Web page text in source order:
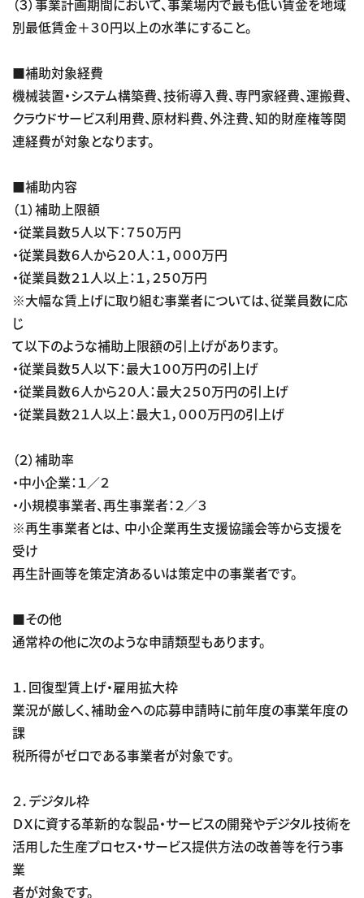
別最低賃金＋３０円以上の水準にすること。
■補助対象経費
機械装置・システム構築費、技術導入費、専門家経費、運搬費、
クラウドサービス利用費、原材料費、外注費、知的財産権等関
連経費が対象となります。
■補助内容
（１）補助上限額
・従業員数５人以下：７５０万円
・従業員数６人から２０人：１，０００万円
・従業員数２１人以上：１，２５０万円
※大幅な賃上げに取り組む事業者については、従業員数に応
じ
て以下のような補助上限額の引上げがあります。
・従業員数５人以下：最大１００万円の引上げ
・従業員数６人から２０人：最大２５０万円の引上げ
・従業員数２１人以上：最大１，０００万円の引上げ
（２）補助率
・中小企業：１／２
・小規模事業者、再生事業者：２／３
※再生事業者とは、 中小企業再生支援協議会等から支援を
受け
再生計画等を策定済あるいは策定中の事業者です。
■その他
通常枠の他に次のような申請類型もあります。
１．回復型賃上げ・雇用拡大枠
業況が厳しく、補助金への応募申請時に前年度の事業年度の
課
税所得がゼロである事業者が対象です。
２．デジタル枠
ＤＸに資する革新的な製品・サービスの開発やデジタル技術を
活用した生産プロセス・サービス提供方法の改善等を行う事
業
者が対象です。